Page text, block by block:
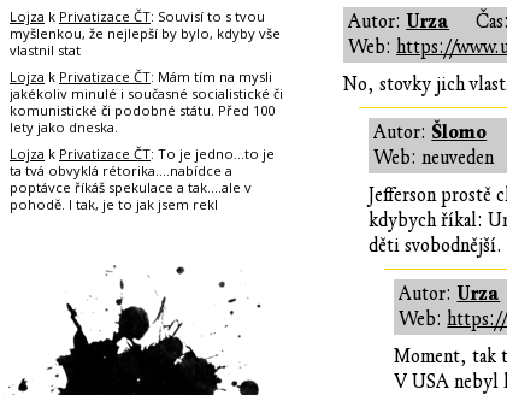
Autor: Urza Čas:
Web:https://
No, stovky jich
Autor: Šlomo
Web: neuveden
Jefferson prostě
kdybych říkal:
děti svobodnější.
Autor: Urza
Web:
Moment, tak
V USA nebyl
Lojza k Privatizace ČT: Souvisí to s tvou
myšlenkou, že nejlepší by bylo, kdyby vše
vlastnil stat
Lojza k Privatizace ČT: Mám tím na mysli
jakékoliv minulé i současné socialistické či
komunistické či podobné státu. Před 100
lety jako dneska.
Lojza k Privatizace ČT: To je jedno...to je
ta tvá obvyklá rétorika....nabídce a
poptávce říkáš spekulace a tak....ale v
pohodě. I tak, je to jak jsem rekl